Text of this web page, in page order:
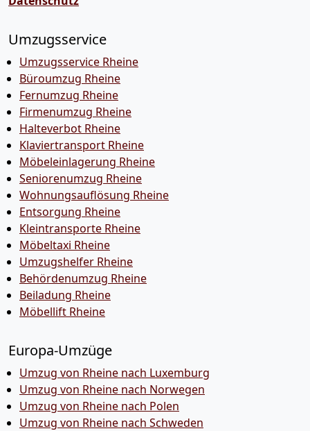
Umzugsservice
Umzugsservice Rheine
Büroumzug Rheine
Fernumzug Rheine
Firmenumzug Rheine
Halteverbot Rheine
Klaviertransport Rheine
Möbeleinlagerung Rheine
Seniorenumzug Rheine
Wohnungsauflösung Rheine
Entsorgung Rheine
Kleintransporte Rheine
Möbeltaxi Rheine
Umzugshelfer Rheine
Behördenumzug Rheine
Beiladung Rheine
Möbellift Rheine
Europa-Umzüge
Umzug von Rheine nach Luxemburg
Umzug von Rheine nach Norwegen
Umzug von Rheine nach Polen
Umzug von Rheine nach Schweden